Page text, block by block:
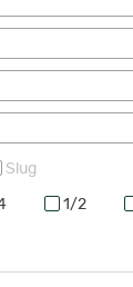
Slug
1/2